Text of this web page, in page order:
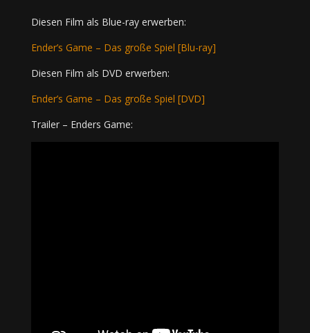
Diesen Film als Blue-ray erwerben:
Ender’s Game – Das große Spiel [Blu-ray]
Diesen Film als DVD erwerben:
Ender’s Game – Das große Spiel [DVD]
Trailer – Enders Game: